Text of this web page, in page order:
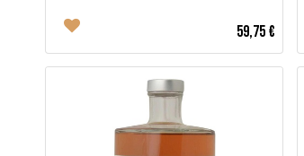
59,75€